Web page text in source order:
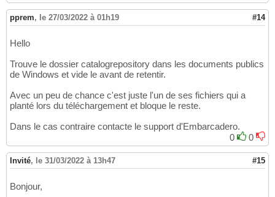
pprem, le 27/03/2022 à 01h19 #14
Hello
Trouve le dossier catalogrepository dans les documents publics
de Windows et vide le avant de retentir.
Avec un peu de chance c'est juste l'un de ses fichiers qui a
planté lors du téléchargement et bloque le reste.
Dans le cas contraire contacte le support d'Embarcadero.
0
0
Invité, le 31/03/2022 à 13h47 #15
Bonjour,